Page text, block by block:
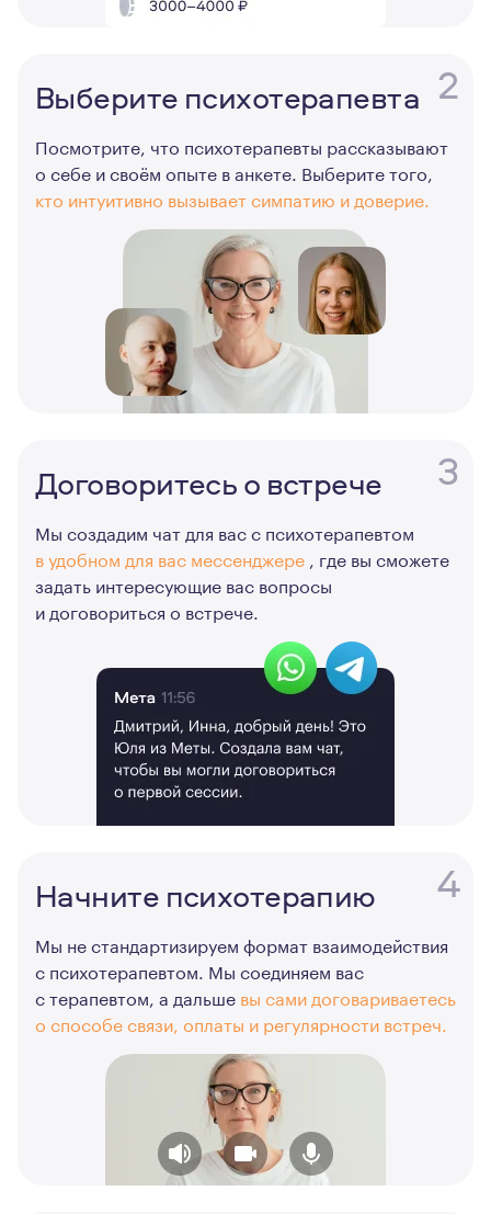
2
Выберите психотерапевта
Посмотрите, что психотерапевты рассказывают
о себе и своём опыте в анкете. Выберите того,
кто интуитивно вызывает симпатию и доверие.
3
Договоритесь о встрече
Мы создадим чат для вас с психотерапевтом
в удобном для вас мессенджере , где вы сможете
задать интересующие вас вопросы
и договориться о встрече.
4
Начните психотерапию
Мы не стандартизируем формат взаимодействия
с психотерапевтом. Мы соединяем вас
с терапевтом, а дальше вы сами договариваетесь
о способе связи, оплаты и регулярности встреч.